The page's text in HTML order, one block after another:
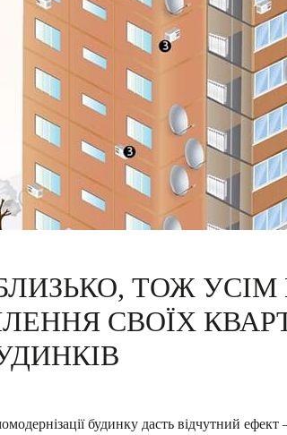
ТОЖ УСІМ
СВОЇХ
будинку дасть відчутний